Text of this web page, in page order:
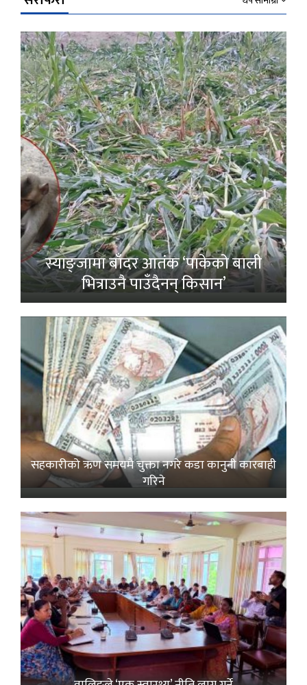
स्याङ्जामा बाँदर आतंक ‘पाकेको बाली
भित्राउनै पाउँदैनन् किसान’
सहकारीको ऋण समयमै चुक्ता नगरे कडा कानुनी कारबाही
गरिने